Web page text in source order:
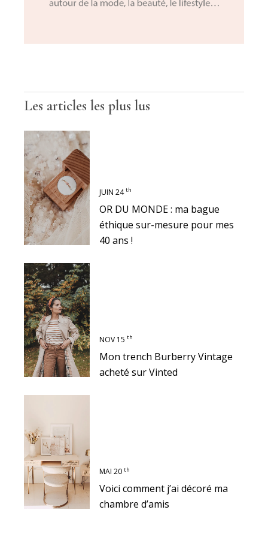
Les articles les plus lus
JUIN 24 th
OR DU MONDE : ma bague
éthique sur-mesure pour mes
40 ans !
NOV 15 th
Mon trench Burberry Vintage
acheté sur Vinted
MAI 20 th
Voici comment j’ai décoré ma
chambre d’amis